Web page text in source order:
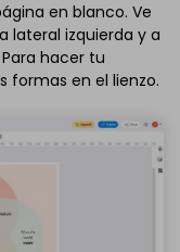
en blanco. Ve
lateral izquierda y a
hacer tu
formas en el lienzo.